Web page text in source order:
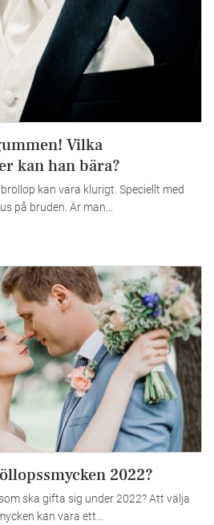
Vilka
kan han bära?
kan vara klurigt. Speciellt med
på bruden. Är man...
2022?
ska gifta sig under 2022? Att välja
kan vara ett...